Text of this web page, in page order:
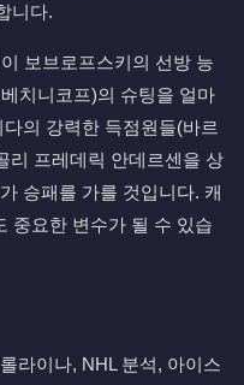
니다.
보브로프스키의 선방 능
치니코프)의 슈팅을 얼마
의 강력한 득점원들(바르
리 프레데릭 안데르센을 상
승패를 가를 것입니다. 캐
중요한 변수가 될 수 있습
라이나, NHL 분석, 아이스